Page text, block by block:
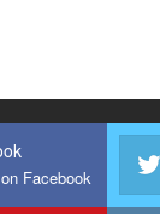
Facebook